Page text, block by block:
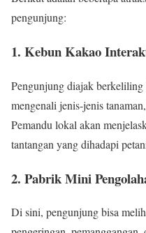
pengunjung:
1. Kebun Kakao
Pengunjung diajak
mengenali jenis-jenis
Pemandu lokal akan
tantangan yang dihadapi
2. Pabrik Mini
Di sini, pengunjung bisa